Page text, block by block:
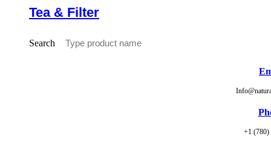
Tea & Filter
Search
+1 (780)